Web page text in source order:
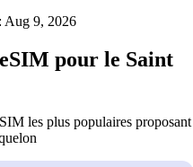
Aug 9, 2026
pour le Saint
les plus populaires proposant